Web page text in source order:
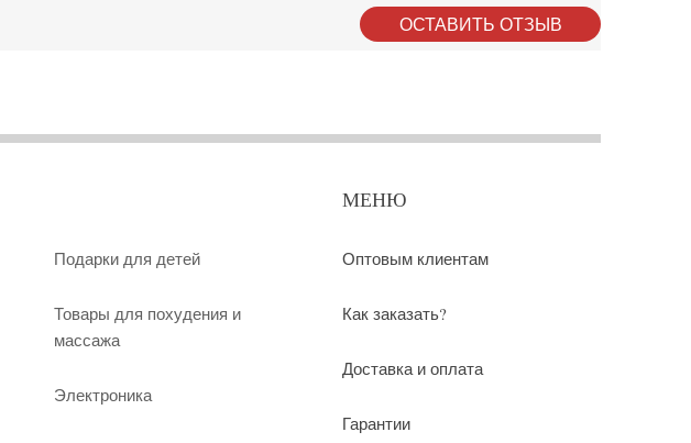
ОСТАВИТЬ ОТЗЫВ
Подарки для детей
Товары для похудения и
массажа
Электроника
МЕНЮ
Оптовым клиентам
Как заказать?
Доставка и оплата
Гарантии